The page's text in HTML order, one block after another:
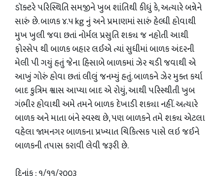
ડૉક્ટરે પરિસ્થિતિ સમજીને ખુબ શાંતિથી કીધું કે, અત્યારે બન્નેને
સારું છે. બાળક ૪.૫ kg નું અને પ્રમાણમાં સારું હેલ્ધી હોવાથી
મુખ ખુલી જવા છતાં નોર્મલ પ્રસુતિ શક્ય જ નહોતી આથી
ફોરસેપ થી બાળક બહાર લઈએ ત્યાં સુધીમાં બાળક અંદરની
મેલી પી ગયું હતું જેના હિસાબે બાળકમાં ઝેર ચડી જવાથી એ
આખું ગોરું હોવા છતાં લીલું જનમ્યું હતું. બાળકને ઝેર મુક્ત કર્યા
બાદ કુત્રિમ શ્વાસ આપ્યા બાદ એ રોયું, આથી પરિસ્થીતી ખુબ
ગંભીર હોવાથી અમે તમને બાળક દેખાડી શક્યા નહીં. અત્યારે
બાળક અને માતા બંને સ્વસ્થ છે, પણ બાળકને તમે શક્ય એટલા
વહેલા જામનગર બાળકના પ્રખ્યાત ચિકિત્સક પાસે લઇ જઈને
બાળકની તપાસ કરાવી લેવી જરૂરી છે.